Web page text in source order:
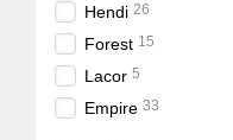
Hendi 26
Forest 15
Lacor 5
Empire 33